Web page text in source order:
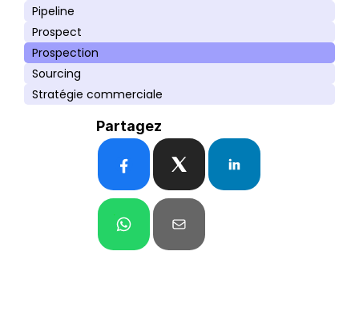
Pipeline
Prospect
Prospection
Sourcing
Stratégie commerciale
Partagez